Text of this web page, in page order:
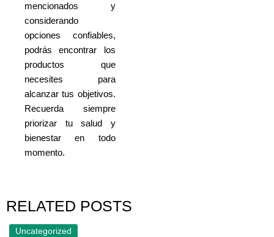
mencionados y
considerando
opciones confiables,
podrás encontrar los
productos que
necesites para
alcanzar tus objetivos.
Recuerda siempre
priorizar tu salud y
bienestar en todo
momento.
RELATED POSTS
Uncategorized